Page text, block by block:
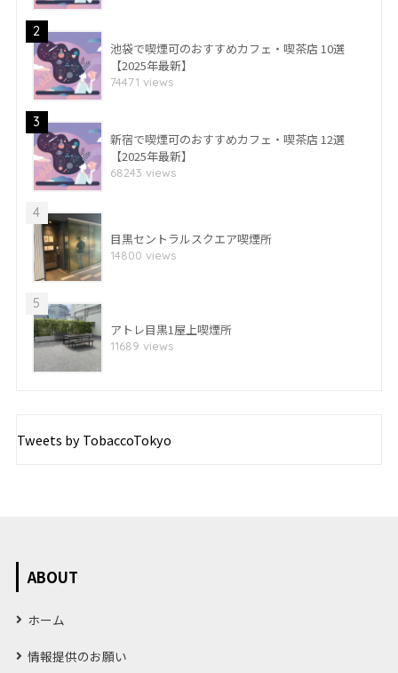
2
池袋で喫煙可のおすすめカフェ・喫茶店 10選
【2025年最新】
74471 views
3
新宿で喫煙可のおすすめカフェ・喫茶店 12選
【2025年最新】
68243 views
4
目黒セントラルスクエア喫煙所
14800 views
5
アトレ目黒1屋上喫煙所
11689 views
Tweets by TobaccoTokyo
ABOUT
ホーム
情報提供のお願い